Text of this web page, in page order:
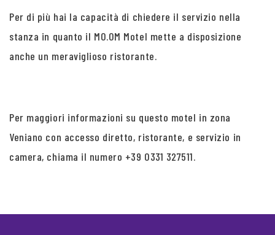
Per di più hai la capacità di chiedere il servizio nella
stanza in quanto il MO.OM Motel mette a disposizione
anche un meraviglioso ristorante.
Per maggiori informazioni su questo motel in zona
Veniano con accesso diretto, ristorante, e servizio in
camera, chiama il numero +39 0331 327511.